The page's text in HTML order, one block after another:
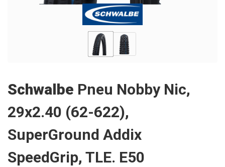
Schwalbe Pneu Nobby Nic,
29x2.40 (62-622),
SuperGround Addix
SpeedGrip, TLE. E50